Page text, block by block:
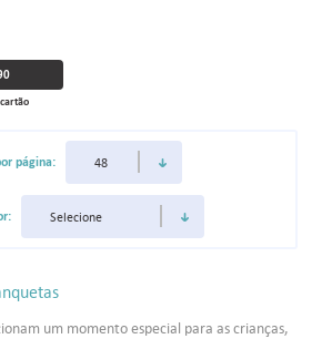
página:
um momento especial para as crianças,